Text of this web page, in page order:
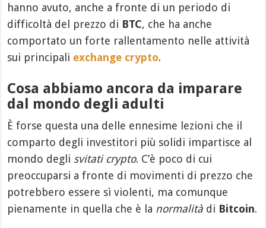
hanno avuto, anche a fronte di un periodo di
difficoltà del prezzo di BTC, che ha anche
comportato un forte rallentamento nelle attività
sui principali exchange crypto.
Cosa abbiamo ancora da imparare
dal mondo degli adulti
È forse questa una delle ennesime lezioni che il
comparto degli investitori più solidi impartisce al
mondo degli svitati crypto. C’è poco di cui
preoccuparsi a fronte di movimenti di prezzo che
potrebbero essere sì violenti, ma comunque
pienamente in quella che è la normalità di Bitcoin.